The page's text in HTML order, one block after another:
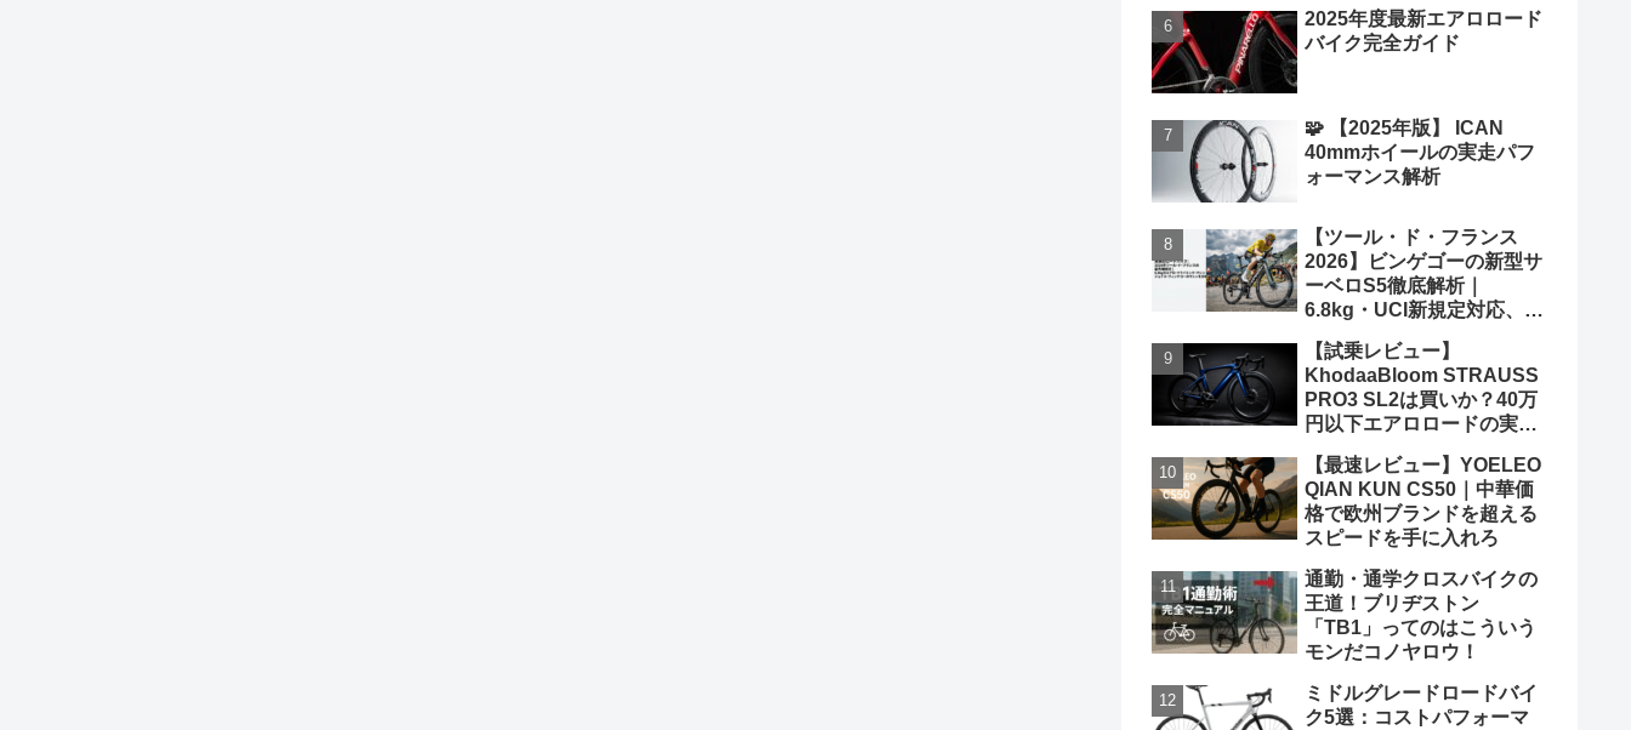
2025年度最新エアロロード
バイク完全ガイド
🧩 【2025年版】 ICAN
40mmホイールの実走パフ
ォーマンス解析
【ツール・ド・フランス
2026】ビンゲゴーの新型サ
ーベロS5徹底解析｜
6.8kg・UCI新規定対応、ポ
グランツールマシン
【試乗レビュー】
KhodaaBloom STRAUSS
PRO3 SL2は買いか？40万
円以下エアロロードの実力
斬る
【最速レビュー】YOELEO
QIAN KUN CS50｜中華価
格で欧州ブランドを超える
スピードを手に入れろ
通勤・通学クロスバイクの
王道！ブリヂストン
「TB1」ってのはこういう
モンだコノヤロウ！
ミドルグレードロードバイ
ク5選：コストパフォーマ